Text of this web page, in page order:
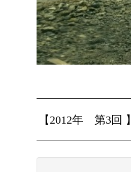
【2012年 第3回 】